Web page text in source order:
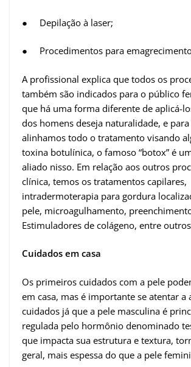
● Depilação à laser;
● Procedimentos para
A profissional explica que todos os
também são indicados para o público
que há uma forma diferente de aplicá-
dos homens deseja naturalidade, e para
alinhamos todo o tratamento visando
toxina botulínica, o famoso “botox” é
aliado nisso. Em relação aos outros
clínica, temos os tratamentos capilares,
intradermoterapia para gordura
pele, microagulhamento,
Estimuladores de colágeno, entre
Cuidados em casa
Os primeiros cuidados com a pele
em casa, mas é importante se atentar a
cuidados já que a pele masculina é
regulada pelo hormônio denominado
que impacta sua estrutura e textura,
geral, mais espessa do que a pele